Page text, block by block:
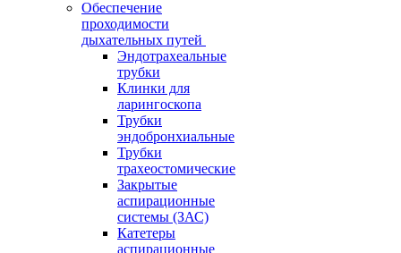
Обеспечение
проходимости
дыхательных путей
Эндотрахеальные
трубки
Клинки для
ларингоскопа
Трубки
эндобронхиальные
Трубки
трахеостомические
Закрытые
аспирационные
системы (ЗАС)
Катетеры
аспирационные